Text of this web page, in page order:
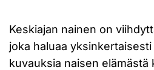
Keskiajan nainen on
joka haluaa
kuvauksia naisen elämästä